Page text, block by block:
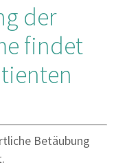
der
findet
Betäubung